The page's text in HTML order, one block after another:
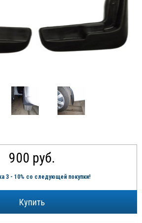
900 руб.
3 - 10% со следующей покупки!